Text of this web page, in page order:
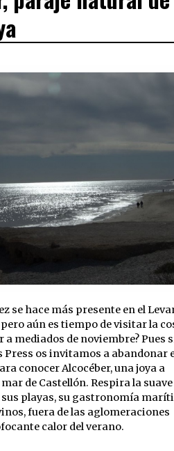
se hace más presente en el
aún es tiempo de visitar la
a mediados de noviembre? Pues
Press os invitamos a abandonar
conocer Alcocéber, una joya a
de Castellón. Respira la suave
playas, su gastronomía
fuera de las aglomeraciones
calor del verano.